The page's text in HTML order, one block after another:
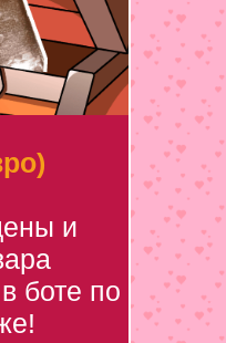
и
боте по